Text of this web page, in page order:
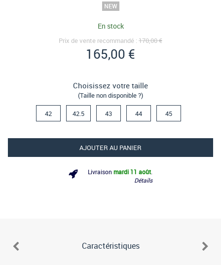
En stock
Prix de vente recommandé : 170,00 €
165,00 €
Choisissez votre taille
(Taille non disponible ?)
42 42.5 43 44 45
AJOUTER AU PANIER
Livraison mardi 11 août
Détails
Caractéristiques